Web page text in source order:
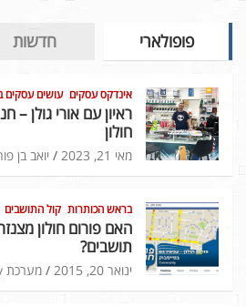
פופולארי חדשות
אינדקס עסקים עושים עסקים
ראיון עם אורי גולן –
חולון
מאי 21, 2023 יואב בן
בראש הכותרות קול התושבים
האם פורום חולון
תושבים?
ינואר 20, 2015 מערכת HCity